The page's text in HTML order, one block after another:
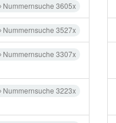
Nummernsuche 3605x
Nummernsuche 3527x
Nummernsuche 3307x
Nummernsuche 3223x